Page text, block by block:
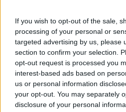
If you wish to opt-out of the sale,
processing of your personal or
targeted advertising by us, please
section to confirm your selection.
opt-out request is processed you
interest-based ads based on
us or personal information
your opt-out. You may separately
disclosure of your personal